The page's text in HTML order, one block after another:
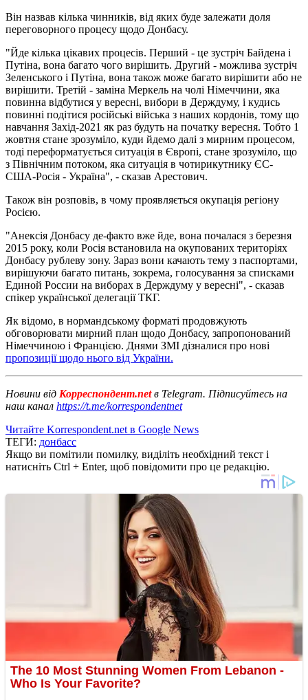
Він назвав кілька чинників, від яких буде залежати доля
переговорного процесу щодо Донбасу.
"Йде кілька цікавих процесів. Перший - це зустріч Байдена і
Путіна, вона багато чого вирішить. Другий - можлива зустріч
Зеленського і Путіна, вона також може багато вирішити або не
вирішити. Третій - заміна Меркель на чолі Німеччини, яка
повинна відбутися у вересні, вибори в Держдуму, і кудись
повинні подітися російські війська з наших кордонів, тому що
навчання Захід-2021 як раз будуть на початку вересня. Тобто 1
жовтня стане зрозуміло, куди йдемо далі з мирним процесом,
тоді переформатується ситуація в Європі, стане зрозуміло, що
з Північним потоком, яка ситуація в чотирикутнику ЄС-
США-Росія - Україна", - сказав Арестович.
Також він розповів, в чому проявляється окупація регіону
Росією.
"Анексія Донбасу де-факто вже йде, вона почалася з березня
2015 року, коли Росія встановила на окупованих територіях
Донбасу рублеву зону. Зараз вони качають тему з паспортами,
вирішуючи багато питань, зокрема, голосування за списками
Единой России на виборах в Держдуму у вересні", - сказав
спікер української делегації ТКГ.
Як відомо, в нормандському форматі продовжують
обговорювати мирний план щодо Донбасу, запропонований
Німеччиною і Францією. Днями ЗМІ дізналися про нові
пропозиції щодо нього від України.
Новини від Корреспондент.netв Telegram. Підписуйтесь на
наш канал https://t.me/korrespondentnet
Читайте Korrespondent.net в Google News
ТЕГИ: донбасс
Якщо ви помітили помилку, виділіть необхідний текст і
натисніть Ctrl + Enter, щоб повідомити про це редакцію.